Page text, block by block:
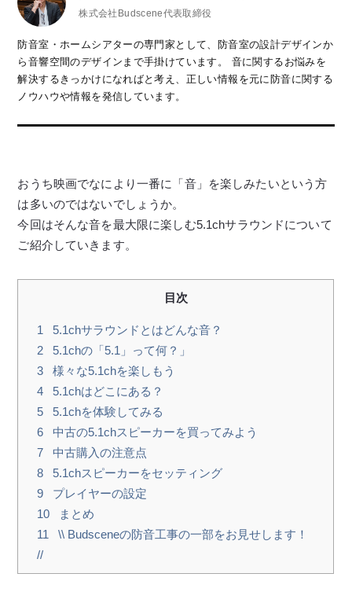
株式会社Budscene代表取締役
防音室・ホームシアターの専門家として、防音室の設計デザインか
ら音響空間のデザインまで手掛けています。 音に関するお悩みを
解決するきっかけになればと考え、正しい情報を元に防音に関する
ノウハウや情報を発信しています。
おうち映画でなにより一番に「音」を楽しみたいという方
は多いのではないでしょうか。
今回はそんな音を最大限に楽しむ5.1chサラウンドについて
ご紹介していきます。
目次
1
5.1chサラウンドとはどんな音？
2
5.1chの「5.1」って何？」
3
様々な5.1chを楽しもう
4
5.1chはどこにある？
5
5.1chを体験してみる
6
中古の5.1chスピーカーを買ってみよう
7
中古購入の注意点
8
5.1chスピーカーをセッティング
9
プレイヤーの設定
10
まとめ
11
\\ Budsceneの防音工事の一部をお見せします！
//